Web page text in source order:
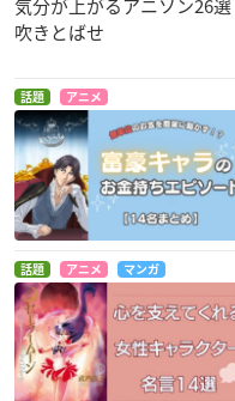
気分が上がるアニソン26
吹きとばせ
話題 アニメ
話題 アニメ マンガ